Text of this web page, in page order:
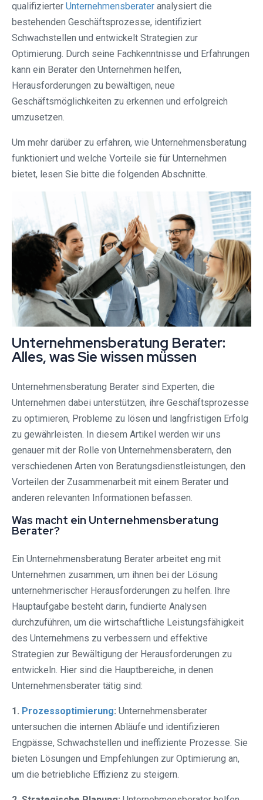
qualifizierter Unternehmensberater analysiert die
bestehenden Geschäftsprozesse, identifiziert
Schwachstellen und entwickelt Strategien zur
Optimierung. Durch seine Fachkenntnisse und Erfahrungen
kann ein Berater den Unternehmen helfen,
Herausforderungen zu bewältigen, neue
Geschäftsmöglichkeiten zu erkennen und erfolgreich
umzusetzen.
Um mehr darüber zu erfahren, wie Unternehmensberatung
funktioniert und welche Vorteile sie für Unternehmen
bietet, lesen Sie bitte die folgenden Abschnitte.
Unternehmensberatung Berater:
Alles, was Sie wissen müssen
Unternehmensberatung Berater sind Experten, die
Unternehmen dabei unterstützen, ihre Geschäftsprozesse
zu optimieren, Probleme zu lösen und langfristigen Erfolg
zu gewährleisten. In diesem Artikel werden wir uns
genauer mit der Rolle von Unternehmensberatern, den
verschiedenen Arten von Beratungsdienstleistungen, den
Vorteilen der Zusammenarbeit mit einem Berater und
anderen relevanten Informationen befassen.
Was macht ein Unternehmensberatung
Berater?
Ein Unternehmensberatung Berater arbeitet eng mit
Unternehmen zusammen, um ihnen bei der Lösung
unternehmerischer Herausforderungen zu helfen. Ihre
Hauptaufgabe besteht darin, fundierte Analysen
durchzuführen, um die wirtschaftliche Leistungsfähigkeit
des Unternehmens zu verbessern und effektive
Strategien zur Bewältigung der Herausforderungen zu
entwickeln. Hier sind die Hauptbereiche, in denen
Unternehmensberater tätig sind:
1. Prozessoptimierung: Unternehmensberater
untersuchen die internen Abläufe und identifizieren
Engpässe, Schwachstellen und ineffiziente Prozesse. Sie
bieten Lösungen und Empfehlungen zur Optimierung an,
um die betriebliche Effizienz zu steigern.